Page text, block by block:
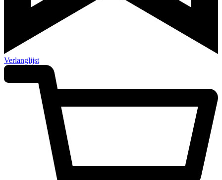
Verlanglijst